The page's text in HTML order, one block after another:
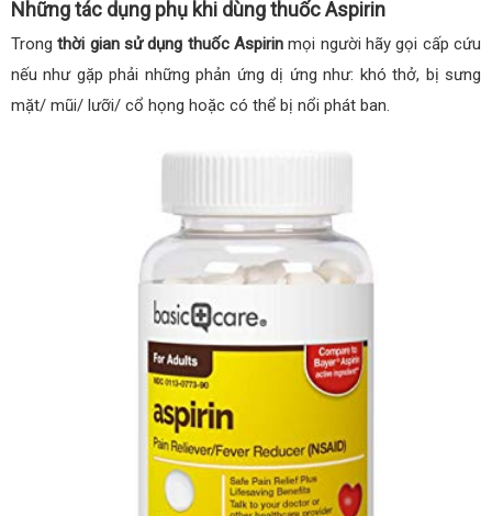
Những tác dụng phụ khi dùng thuốc Aspirin
Trongthời gian sử dụng thuốc Aspirin mọi người hãy gọi cấp cứu
nếu như gặp phải những phản ứng dị ứng như: khó thở, bị sưng
mặt/ mũi/ lưỡi/ cổ họng hoặc có thể bị nổi phát ban.